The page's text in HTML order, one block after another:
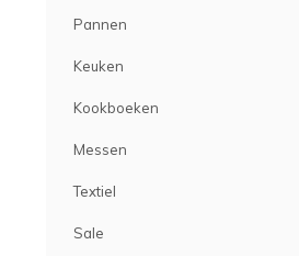
Pannen
Keuken
Kookboeken
Messen
Textiel
Sale